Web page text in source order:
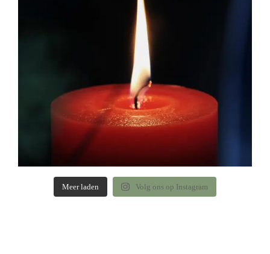
Meer laden Volg ons op Instagram